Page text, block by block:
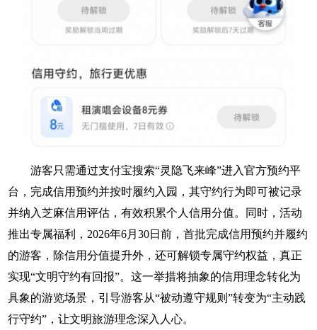
游客只需通过支付宝搜索“灵隐飞来峰”进入官方预约平
台，完成信用预约并按时履约入园，其守约行为即可被记录
并纳入芝麻信用评估，有效积累个人信用分值。同时，活动
推出专属福利，2026年6月30日前，首批完成信用预约并履约
的游客，除信用分值提升外，还可解锁专属守约权益，真正
实现“文明守约有回报”。这一举措将抽象的信用理念转化为
具象的游览场景，引导游客从“被动遵守规则”转变为“主动践
行守约”，让文明旅游理念深入人心。